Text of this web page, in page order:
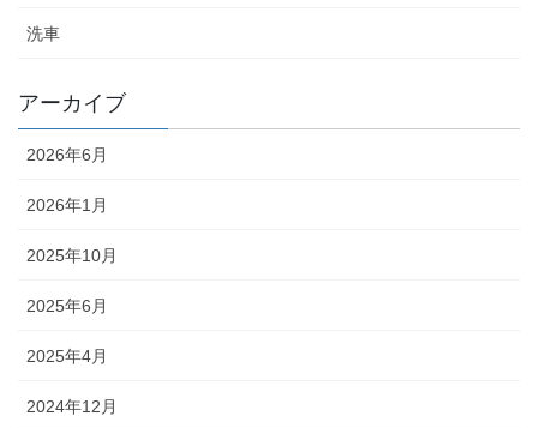
洗車
アーカイブ
2026年6月
2026年1月
2025年10月
2025年6月
2025年4月
2024年12月